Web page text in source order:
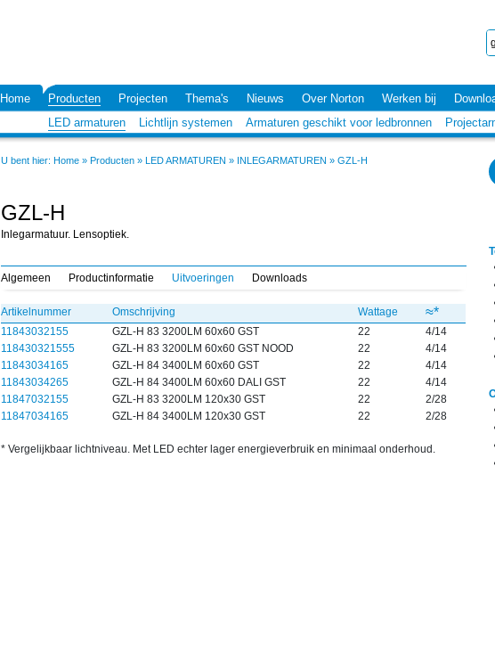
Home Producten Projecten Thema's Nieuws Over Norton Werken bij
LED armaturen
Lichtlijn systemen Armaturen geschikt voor ledbronnen
U bent hier: Home » Producten » LED ARMATUREN » INLEGARMATUREN » GZL-H
GZL-H
Inlegarmatuur. Lensoptiek.
Algemeen Productinformatie Uitvoeringen Downloads
Artikelnummer Omschrijving Wattage ≈*
11843032155 GZL-H 83 3200LM 60x60 GST 22
4/14
118430321555
GZL-H 83 3200LM 60x60 GST NOOD 22
4/14
11843034165
GZL-H 84 3400LM 60x60 GST 22
4/14
11843034265
GZL-H 84 3400LM 60x60 DALI GST 22
4/14
11847032155
GZL-H 83 3200LM 120x30 GST 22
2/28
11847034165
GZL-H 84 3400LM 120x30 GST 22 2/28
* Vergelijkbaar lichtniveau. Met LED echter lager energieverbruik en minimaal onderhoud.